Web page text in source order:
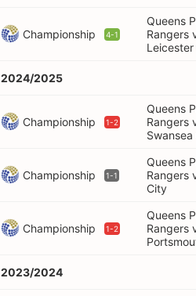
Championship 4-1
Queens
Rangers
2024/2025
Championship 1-2
Queens
Rangers
Championship 1-1
Queens
Rangers
City
Championship 1-2
Queens
Rangers
2023/2024